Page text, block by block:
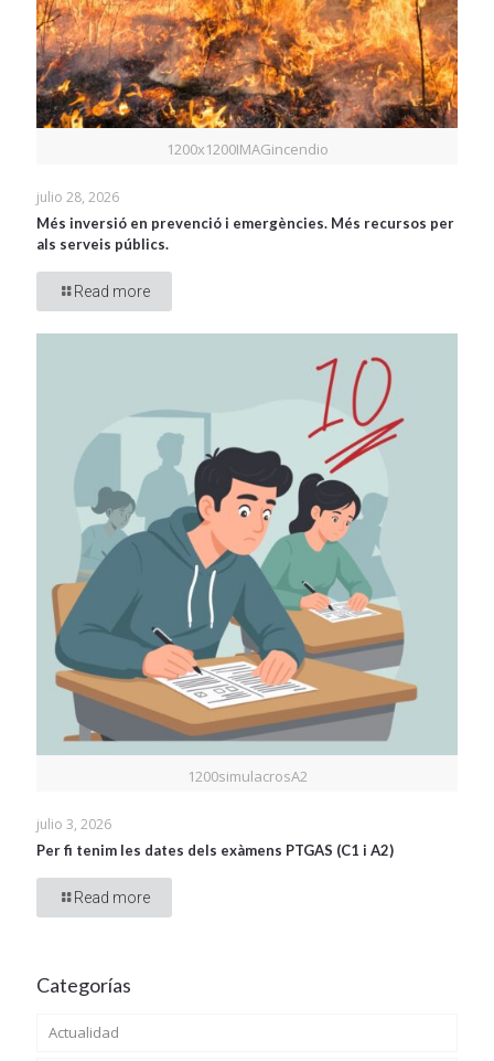
1200x1200IMAGincendio
julio 28, 2026
Més inversió en prevenció i emergències. Més recursos per
als serveis públics.
Read more
1200simulacrosA2
julio 3, 2026
Per fi tenim les dates dels exàmens PTGAS (C1 i A2)
Read more
Categorías
Actualidad